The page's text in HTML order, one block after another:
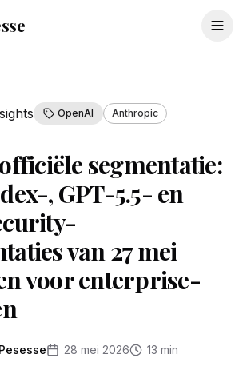
OpenAI Anthropic
segmentatie:
, GPT-5.5- en
van 27 mei
voor enterprise-
28 mei 2026 13 min